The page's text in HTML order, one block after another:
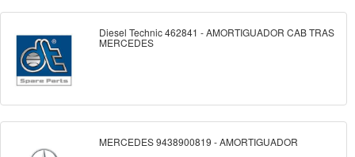
Diesel Technic 462841 - AMORTIGUADOR CAB TRAS
MERCEDES
MERCEDES 9438900819 - AMORTIGUADOR